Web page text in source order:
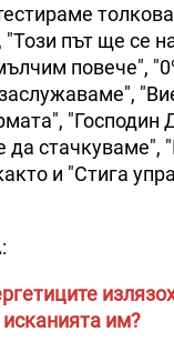
"Този път ще се
повече",
"Господин
да стачкуваме",
и "Стига
им?